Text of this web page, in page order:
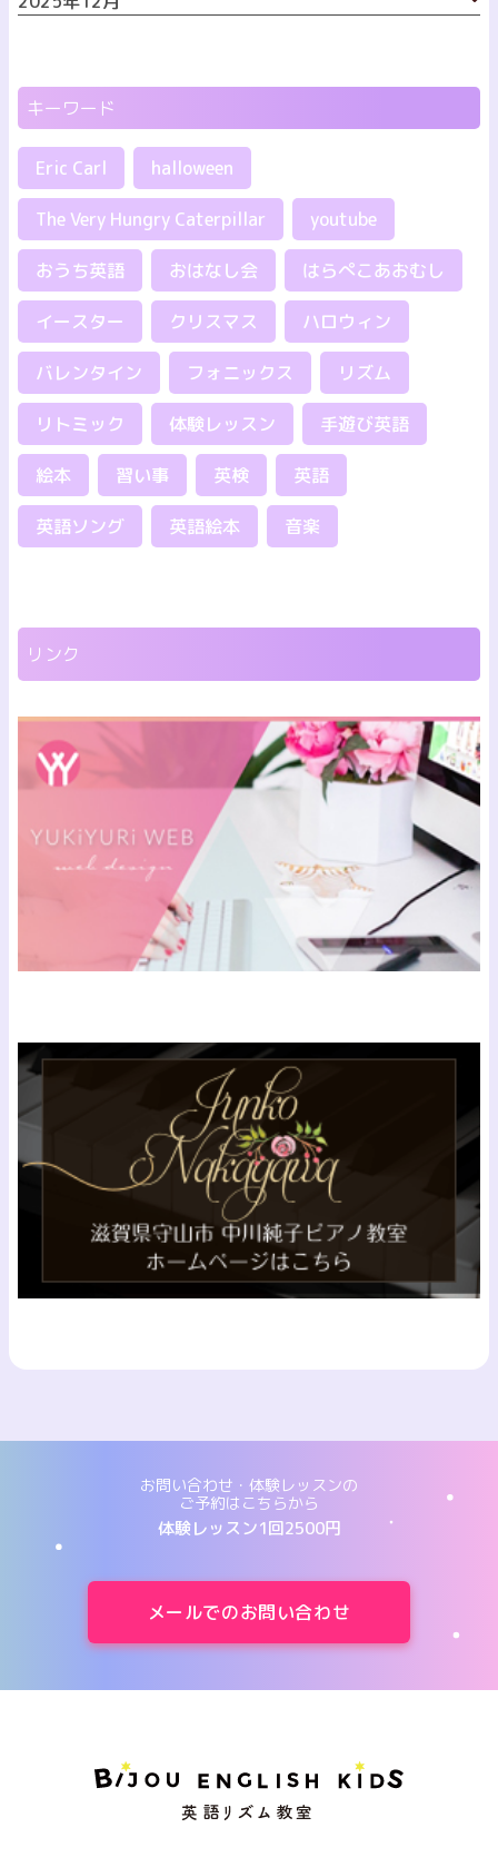
キーワード
Eric Carl halloween
The Very Hungry Caterpillar youtube
おうち英語 おはなし会 はらぺこあおむし
イースター クリスマス ハロウィン
バレンタイン フォニックス リズム
リトミック 体験レッスン 手遊び英語
絵本 習い事 英検 英語
英語ソング 英語絵本 音楽
リンク
お問い合わせ・体験レッスンの
ご予約はこちらから
体験レッスン1回2500円
メールでのお問い合わせ